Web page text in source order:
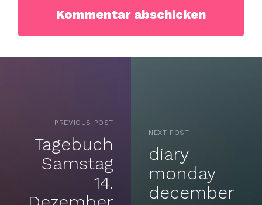
PREVIOUS POST
Tagebuch
Samstag
14.
NEXT POST
diary
monday
december